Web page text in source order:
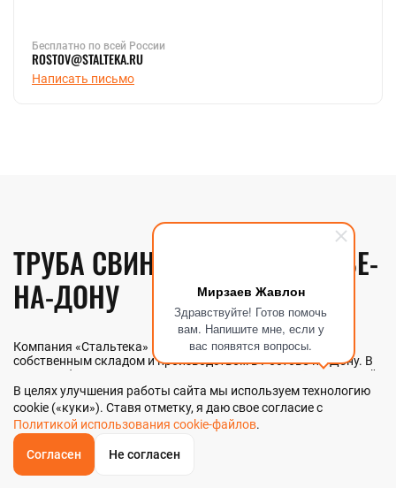
Мирзаев Жавлон
Здравствуйте! Готов помочь
вам. Напишите мне, если у
вас появятся вопросы.
ОБРАТНЫЙЗВОНОК
Бесплатно по всей России
ROSTOV@STALTEKA.RU
Написать письмо
ТРУБА СВИНЦОВАЯ В РОСТОВЕ-
НА-ДОНУ
Компания «Стальтека» — поставщик металлопроката с
собственным складом и производством в Ростове-на-Дону. В
наличии более 130 видов металлопроката и 70 наименований
металлоизделий — черный, цветной и нержавеющий прокат
любых типоразмеров. Мы реализуем трубу свинцовую как
оптом, так и в розницу прямо со склада из наличия или под
заказ. Контроль качества на всех этапах — от входного
анализа до отгрузки.
Главная
В целях улучшения работы сайта мы используем технологию
cookie («куки»). Ставя отметку, я даю свое согласие с
Политикой использования cookie-файлов.
Согласен Не согласен